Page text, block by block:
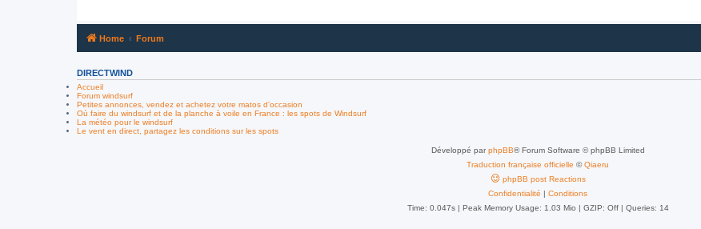
Home Forum
DIRECTWIND
Accueil
Forum windsurf
Petites annonces, vendez et achetez votre matos d'occasion
Où faire du windsurf et de la planche à voile en France : les spots de Windsurf
La météo pour le windsurf
Le vent en direct, partagez les conditions sur les spots
Développé parphpBB® Forum Software © phpBB Limited
Traduction française officielle ©Qiaeru
phpBB post Reactions
Confidentialité | Conditions
Time: 0.047s| Peak Memory Usage: 1.03 Mio | GZIP: Off | Queries: 14